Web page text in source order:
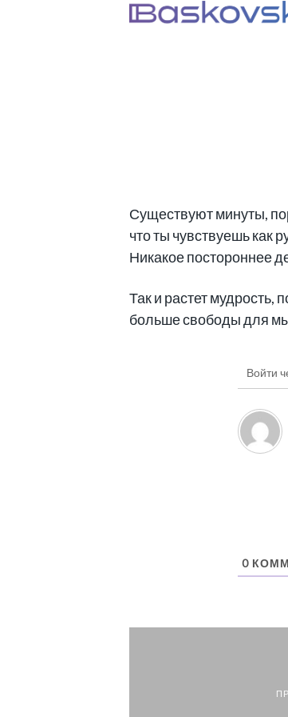
Существуют минуты,
что ты чувствуешь как
Никакое постороннее
Так и растет мудрость,
больше свободы для
Войти
0